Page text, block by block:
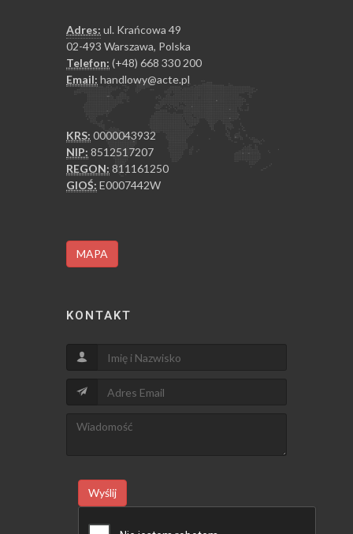
Adres: ul. Krańcowa 49
02-493 Warszawa, Polska
Telefon: (+48) 668 330 200
Email: handlowy@acte.pl
KRS: 0000043932
NIP: 8512517207
REGON: 811161250
GIOŚ: E0007442W
MAPA
KONTAKT
Wyślij